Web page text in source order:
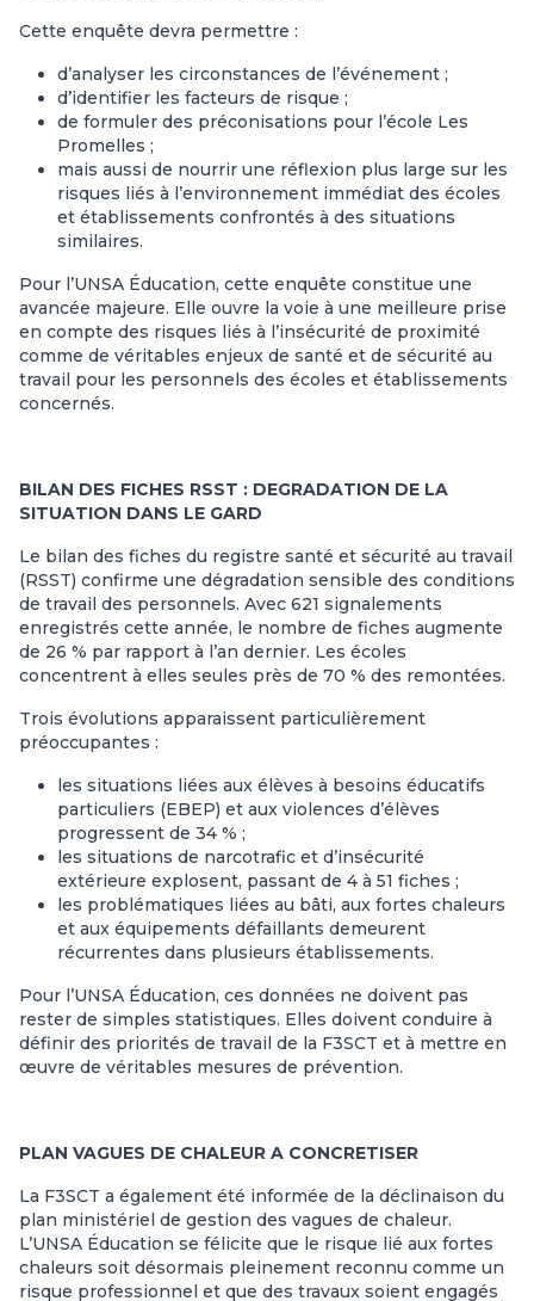
Cette enquête devra permettre :
d’analyser les circonstances de l’événement ;
d’identifier les facteurs de risque ;
de formuler des préconisations pour l’école Les
Promelles ;
mais aussi de nourrir une réflexion plus large sur les
risques liés à l’environnement immédiat des écoles
et établissements confrontés à des situations
similaires.
Pour l’UNSA Éducation, cette enquête constitue une
avancée majeure. Elle ouvre la voie à une meilleure prise
en compte des risques liés à l’insécurité de proximité
comme de véritables enjeux de santé et de sécurité au
travail pour les personnels des écoles et établissements
concernés.
BILAN DES FICHES RSST : DEGRADATION DE LA
SITUATION DANS LE GARD
Le bilan des fiches du registre santé et sécurité au travail
(RSST) confirme une dégradation sensible des conditions
de travail des personnels. Avec 621 signalements
enregistrés cette année, le nombre de fiches augmente
de 26 % par rapport à l’an dernier. Les écoles
concentrent à elles seules près de 70 % des remontées.
Trois évolutions apparaissent particulièrement
préoccupantes :
les situations liées aux élèves à besoins éducatifs
particuliers (EBEP) et aux violences d’élèves
progressent de 34 % ;
les situations de narcotrafic et d’insécurité
extérieure explosent, passant de 4 à 51 fiches ;
les problématiques liées au bâti, aux fortes chaleurs
et aux équipements défaillants demeurent
récurrentes dans plusieurs établissements.
Pour l’UNSA Éducation, ces données ne doivent pas
rester de simples statistiques. Elles doivent conduire à
définir des priorités de travail de la F3SCT et à mettre en
œuvre de véritables mesures de prévention.
PLAN VAGUES DE CHALEUR A CONCRETISER
La F3SCT a également été informée de la déclinaison du
plan ministériel de gestion des vagues de chaleur.
L’UNSA Éducation se félicite que le risque lié aux fortes
chaleurs soit désormais pleinement reconnu comme un
risque professionnel et que des travaux soient engagés